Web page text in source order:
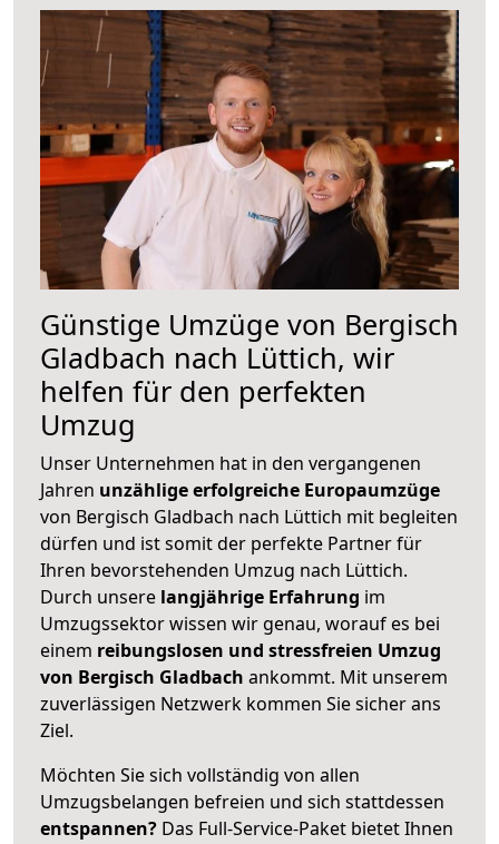
Günstige Umzüge von Bergisch
Gladbach nach Lüttich, wir
helfen für den perfekten
Umzug
Unser Unternehmen hat in den vergangenen
Jahren unzählige erfolgreiche Europaumzüge
von Bergisch Gladbach nach Lüttich mit begleiten
dürfen und ist somit der perfekte Partner für
Ihren bevorstehenden Umzug nach Lüttich.
Durch unsere langjährige Erfahrung im
Umzugssektor wissen wir genau, worauf es bei
einem reibungslosen und stressfreien Umzug
von Bergisch Gladbach ankommt. Mit unserem
zuverlässigen Netzwerk kommen Sie sicher ans
Ziel.
Möchten Sie sich vollständig von allen
Umzugsbelangen befreien und sich stattdessen
entspannen? Das Full-Service-Paket bietet Ihnen